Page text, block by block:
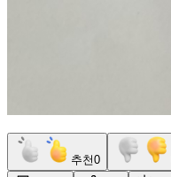
추천0